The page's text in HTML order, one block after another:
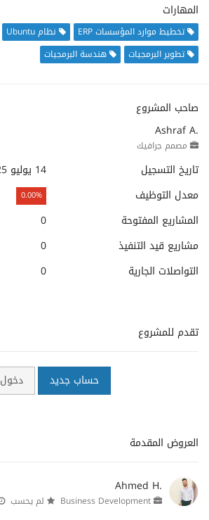
المهارات
تخطيط موارد المؤسسات ERP نظام Ubuntu
تطوير البرمجيات
هندسة البرمجيات
صاحب المشروع
Ashraf A.
مصمم جرافيك
تاريخ التسجيل
14 يوليو 2025
معدل التوظيف
0.00%
المشاريع المفتوحة
0
مشاريع قيد التنفيذ
0
التواصلات الجارية
0
تقدم للمشروع
حساب جديد دخول
العروض المقدمة
Ahmed H.
لم يحسب